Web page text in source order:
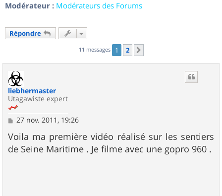
Modérateur : Modérateurs des Forums
Répondre
11 messages 1 2
liebhermaster
Utagawiste expert
M
s
s
a
27 nov. 2011, 19:26
Voila ma première vidéo réalisé sur les sentiers
de Seine Maritime . Je filme avec une gopro 960 .